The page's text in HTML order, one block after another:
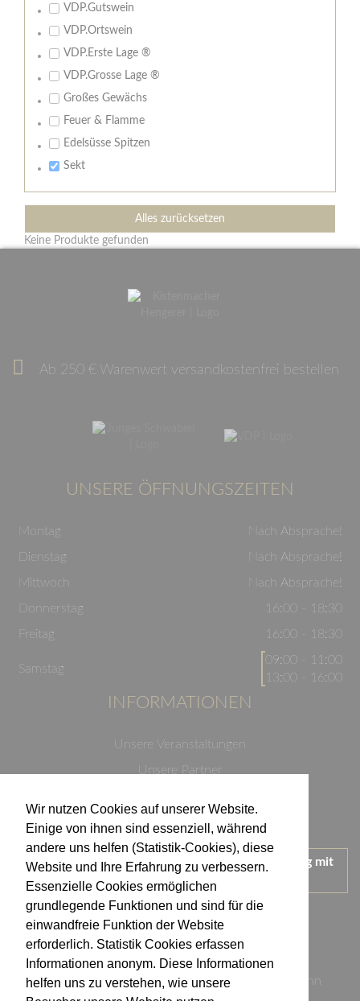
Wir nutzen Cookies auf unserer Website.
Einige von ihnen sind essenziell, während
andere uns helfen (Statistik-Cookies), diese
Website und Ihre Erfahrung zu verbessern.
Essenzielle Cookies ermöglichen
grundlegende Funktionen und sind für die
einwandfreie Funktion der Website
erforderlich. Statistik Cookies erfassen
Informationen anonym. Diese Informationen
helfen uns zu verstehen, wie unsere
VDP.Gutswein
VDP.Ortswein
VDP.Erste Lage ®
VDP.Grosse Lage ®
Großes Gewächs
Feuer & Flamme
Edelsüsse Spitzen
Sekt
Alles zurücksetzen
Keine Produkte gefunden
Ab 250 € Warenwert versandkostenfrei bestellen
UNSERE ÖFFNUNGSZEITEN
Montag
Nach Absprache!
Dienstag
Nach Absprache!
Mittwoch
Nach Absprache!
Donnerstag
16:00 - 18:30
Freitag
16:00 - 18:30
Samstag
09:00 - 11:00
13:00 - 16:00
INFORMATIONEN
Unsere Veranstaltungen
Unsere Partner
Impressum
Wir treten für einen verantwortungsvollen Umgang mit
Alkohol ein.
KONTAKT
Weingut Kistenmacher & Hengerer
Eugen-Nägele-Straße 23-25, 74074 Heilbronn